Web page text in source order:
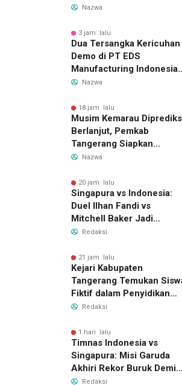
dan Edukasi Pekerja
Nazwa
3 jam lalu
Dua Tersangka Kericuhan
Demo di PT EDS
Manufacturing Indonesia
Ditahan, Polda Banten
Pengelolaan Limbah
Nazwa
18 jam lalu
Musim Kemarau
Berlanjut, Pemkab
Tangerang Siapkan
Langkah Antisipasi Krisis
Nazwa
20 jam lalu
Singapura vs Indonesia:
Duel Ilhan Fandi vs
Mitchell Baker Jadi
Sorotan di Piala AFF 2026
Redaksi
21 jam lalu
Kejari Kabupaten
Tangerang Temukan
Fiktif dalam Penyidikan
Dana BOP PKBM
Redaksi
1 hari lalu
Timnas Indonesia vs
Singapura: Misi Garuda
Akhiri Rekor Buruk Demi
Tiket Semifinal Piala AFF
Redaksi